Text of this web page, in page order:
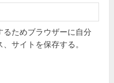
ためブラウザーに自分
サイトを保存する。